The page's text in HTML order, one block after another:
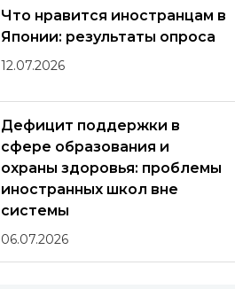
Что нравится иностранцам в
Японии: результаты опроса
12.07.2026
Дефицит поддержки в
сфере образования и
охраны здоровья: проблемы
иностранных школ вне
системы
06.07.2026